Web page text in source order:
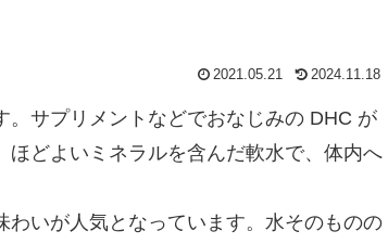
2021.05.21 2024.11.18
。サプリメントなどでおなじみの DHC が
どよいミネラルを含んだ軟水で、体内へ
いが人気となっています。水そのものの